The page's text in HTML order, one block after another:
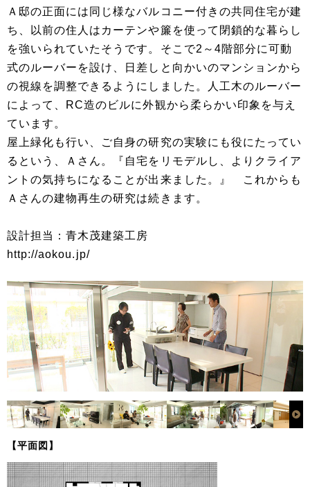
Ａ邸の正面には同じ様なバルコニー付きの共同住宅が建
ち、以前の住人はカーテンや簾を使って閉鎖的な暮らし
を強いられていたそうです。そこで2～4階部分に可動
式のルーバーを設け、日差しと向かいのマンションから
の視線を調整できるようにしました。人工木のルーバー
によって、RC造のビルに外観から柔らかい印象を与え
ています。
屋上緑化も行い、ご自身の研究の実験にも役にたってい
るという、Ａさん。『自宅をリモデルし、よりクライア
ントの気持ちになることが出来ました。』 これからも
Ａさんの建物再生の研究は続きます。
設計担当：青木茂建築工房
http://aokou.jp/
【平面図】